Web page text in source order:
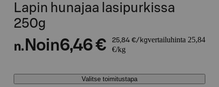
Lapin hunajaa lasipurkissa
250g
n. Noin6,46 € 25,84 €/kgvertailuhinta 25,84
€/kg
Valitse toimitustapa